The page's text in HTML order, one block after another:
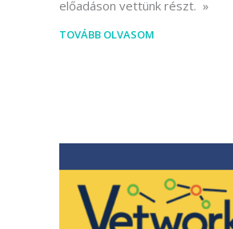
előadáson vettünk részt.
TOVÁBB OLVASOM